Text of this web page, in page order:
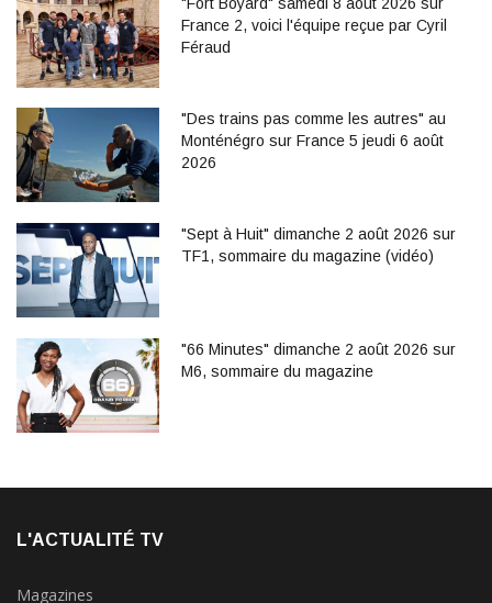
France 2, voici l'équipe reçue par Cyril
Féraud
"Des trains pas comme les autres" au
Monténégro sur France 5 jeudi 6 août
2026
"Sept à Huit" dimanche 2 août 2026 sur
TF1, sommaire du magazine (vidéo)
"66 Minutes" dimanche 2 août 2026 sur
M6, sommaire du magazine
L'ACTUALITÉ TV
Magazines